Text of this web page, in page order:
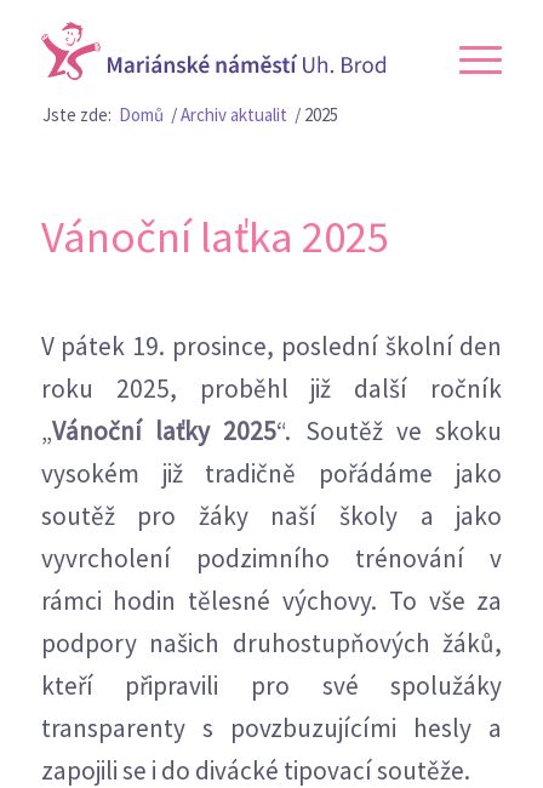
Jste zde: Domů /Archiv aktualit / 2025
Vánoční laťka 2025
V pátek 19. prosince, poslední školní den
roku 2025, proběhl již další ročník
„Vánoční laťky 2025“. Soutěž ve skoku
vysokém již tradičně pořádáme jako
soutěž pro žáky naší školy a jako
vyvrcholení podzimního trénování v
rámci hodin tělesné výchovy. To vše za
podpory našich druhostupňových žáků,
kteří připravili pro své spolužáky
transparenty s povzbuzujícími hesly a
zapojili se i do divácké tipovací soutěže.